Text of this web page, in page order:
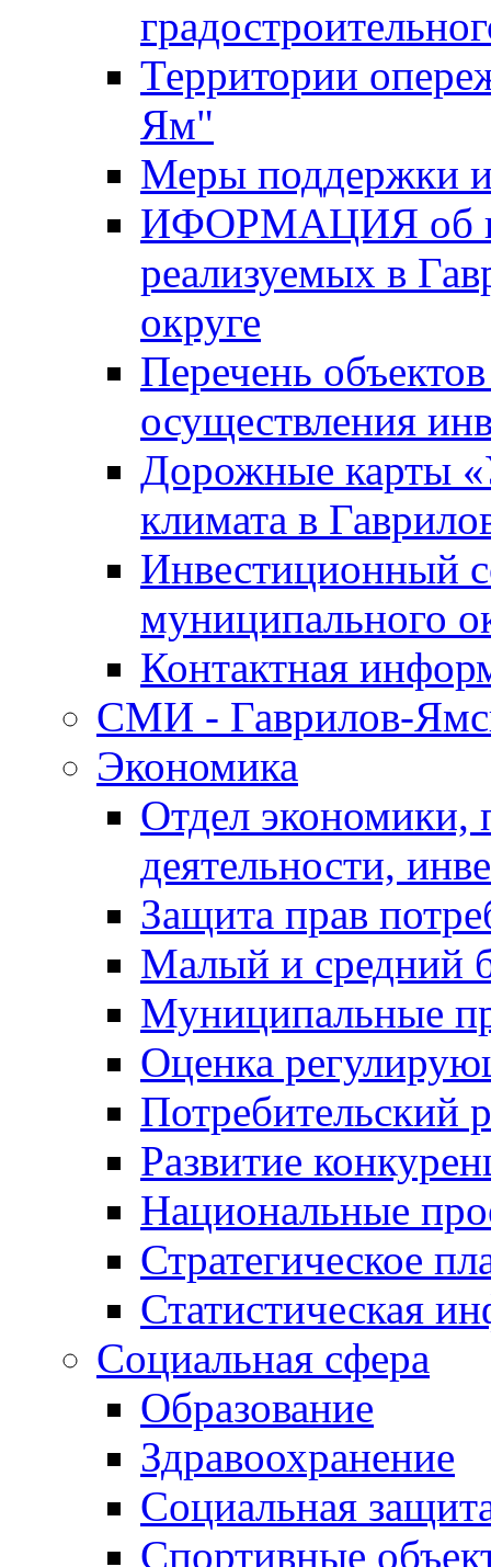
Территории
Ям"
Меры поддержки
ИФОРМАЦИЯ об
реализуемых в
округе
Перечень
осуществления
Дорожные карты
климата в
Инвестиционный
муниципального
Контактная
СМИ - Гаврилов-
Экономика
Отдел экономики,
деятельности,
Защита прав
Малый и средний
Муниципальные
Оценка
Потребительский
Развитие
Национальные
Стратегическое
Статистическая
Социальная сфера
Образование
Здравоохранение
Социальная
Спортивные